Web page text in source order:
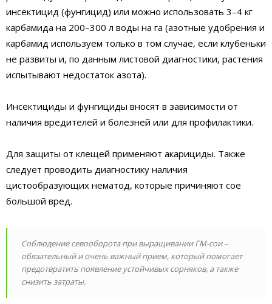
инсектицид (фунгицид) или можно использовать 3–4 кг
карбамида на 200–300 л воды на га (азотные удобрения и
карбамид используем только в том случае, если клубеньки
не развиты и, по данным листовой диагностики, растения
испытывают недостаток азота).
Инсектициды и фунгициды вносят в зависимости от
наличия вредителей и болезней или для профилактики.
Для защиты от клещей применяют акарициды. Также
следует проводить диагностику наличия
цистообразующих нематод, которые причиняют сое
большой вред.
Соблюдение севооборота при выращивании ГМ-сои –
обязательный и очень важный прием, который помогает
предотвратить появление устойчивых сорняков, а также
снизить затраты.